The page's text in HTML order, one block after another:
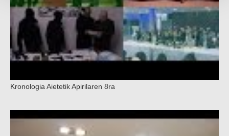
zerbitzuak hobetzeko asmoz, cookie teknologiaz
baliatzen gara. Ohar hau onartuz gero, teknologia hori
erabiltzeko baimen esplizitua ematen diguzu.Gehiago
irakurri
Kronologia Aietetik Apirilaren 8ra